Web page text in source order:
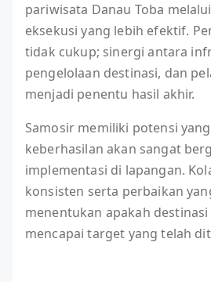
pariwisata Danau Toba
eksekusi yang lebih efektif.
tidak cukup; sinergi antara
pengelolaan destinasi, dan
menjadi penentu hasil akhir.
Samosir memiliki potensi
keberhasilan akan sangat
implementasi di lapangan.
konsisten serta perbaikan
menentukan apakah
mencapai target yang telah